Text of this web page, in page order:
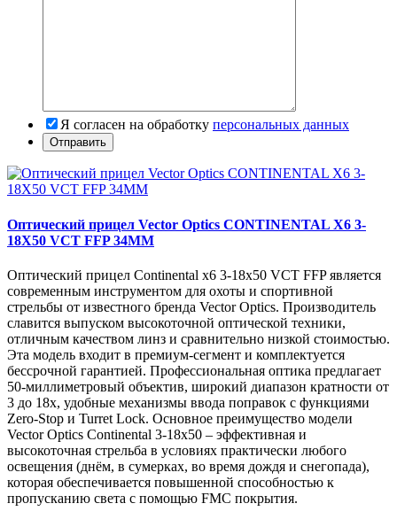
Я согласен на обработку персональных данных
Оптический прицел Vector Optics CONTINENTAL X6 3-
18X50 VCT FFP 34MM
Оптический прицел Continental x6 3-18x50 VCT FFP является
современным инструментом для охоты и спортивной
стрельбы от известного бренда Vector Optics. Производитель
славится выпуском высокоточной оптической техники,
отличным качеством линз и сравнительно низкой стоимостью.
Эта модель входит в премиум-сегмент и комплектуется
бессрочной гарантией. Профессиональная оптика предлагает
50-миллиметровый объектив, широкий диапазон кратности от
3 до 18х, удобные механизмы ввода поправок с функциями
Zero-Stop и Turret Lock. Основное преимущество модели
Vector Optics Continental 3-18x50 – эффективная и
высокоточная стрельба в условиях практически любого
освещения (днём, в сумерках, во время дождя и снегопада),
которая обеспечивается повышенной способностью к
пропусканию света с помощью FMC покрытия.